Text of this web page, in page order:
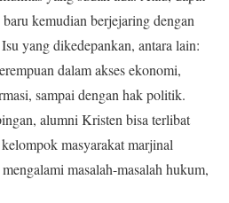
kemudian berjejaring dengan
yang dikedepankan, antara lain:
dalam akses ekonomi,
sampai dengan hak politik.
alumni Kristen bisa terlibat
masyarakat marjinal
masalah-masalah hukum,